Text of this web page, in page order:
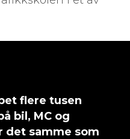
flere tusen
bil, MC og
det samme som